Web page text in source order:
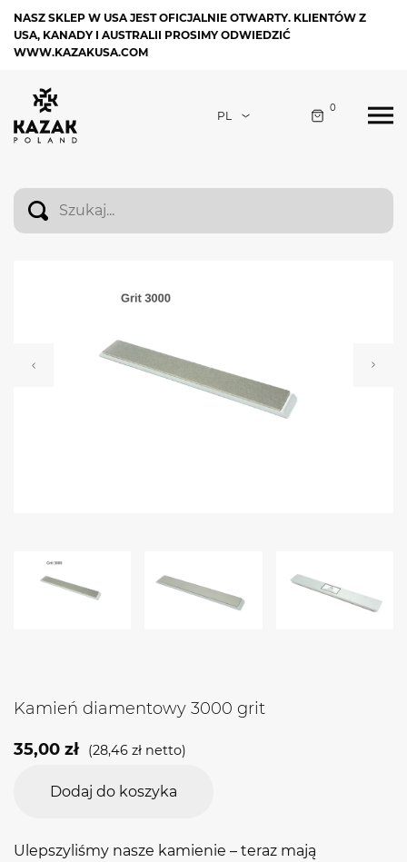
NASZ SKLEP W USA JEST OFICJALNIE OTWARTY. KLIENTÓW Z
USA, KANADY I AUSTRALII PROSIMY ODWIEDZIĆ
WWW.KAZAKUSA.COM
0
Kamień diamentowy 3000 grit
35,00 zł (28,46 zł netto)
Dodaj do koszyka
Ulepszyliśmy nasze kamienie – teraz mają